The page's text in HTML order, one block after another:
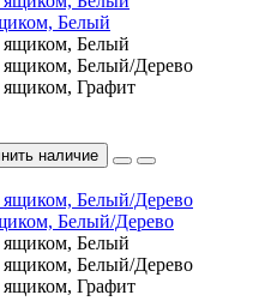
Белый
наличие
Белый/Дерево